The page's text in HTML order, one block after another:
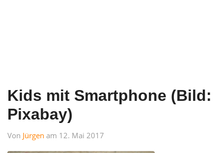
Kids mit Smartphone (Bild:
Pixabay)
Von Jürgen am 12. Mai 2017